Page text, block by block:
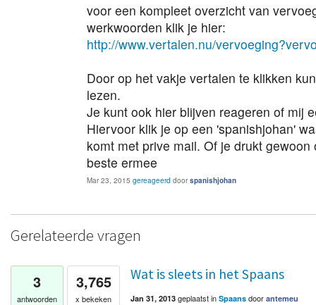
voor een kompleet overzicht van
werkwoorden klik je hier:
http://www.vertalen.nu/
Door op het vakje vertalen te klikken
lezen.
Je kunt ook hier blijven reageren of mij
Hiervoor klik je op een 'spanishjohan'
komt met prive mail. Of je drukt
beste ermee
Mar 23, 2015 gereageerd doorspanishjohan
Gerelateerde vragen
3
antwoorden
3,765
x bekeken
Wat is sleets in het Spaans
Jan 31, 2013 geplaatstin Spaans door antemeu